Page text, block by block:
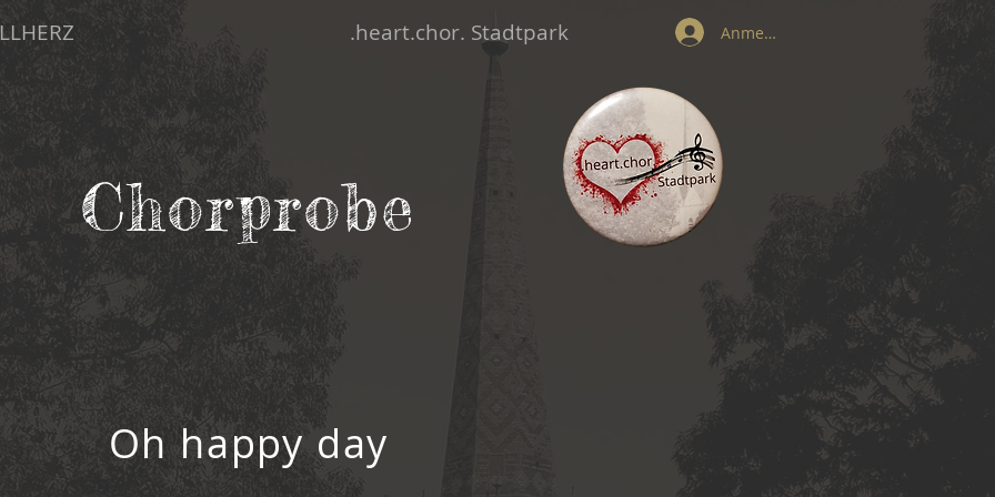
.heart.chor. Stadtpark Anmelden
Chorprobe
Oh happy day